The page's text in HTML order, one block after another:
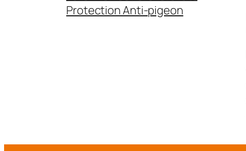
Protection Anti-pigeon